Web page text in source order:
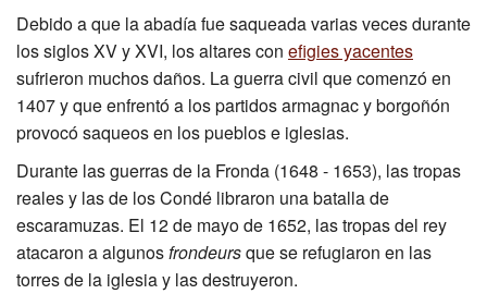
Debido a que la abadía fue saqueada varias veces durante
los siglos XV y XVI, los altares con efigies yacentes
sufrieron muchos daños. La guerra civil que comenzó en
1407 y que enfrentó a los partidos armagnac y borgoñón
provocó saqueos en los pueblos e iglesias.
Durante las guerras de la Fronda (1648 - 1653), las tropas
reales y las de los Condé libraron una batalla de
escaramuzas. El 12 de mayo de 1652, las tropas del rey
atacaron a algunosfrondeursque se refugiaron en las
torres de la iglesia y las destruyeron.